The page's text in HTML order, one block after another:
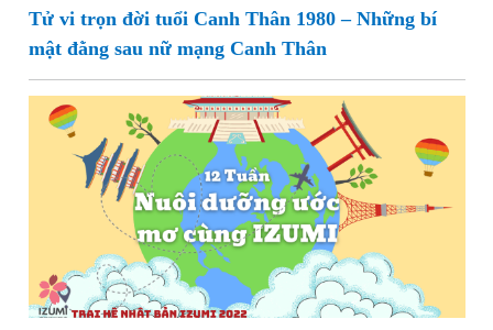
Tử vi trọn đời tuổi Canh Thân 1980 – Những bí
mật đằng sau nữ mạng Canh Thân